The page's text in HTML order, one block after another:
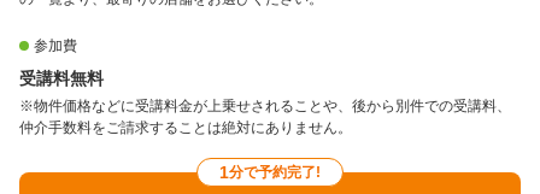
参加費
受講料無料
※物件価格などに受講料金が上乗せされることや、後から別件での受講料、
仲介手数料をご請求することは絶対にありません。
1分で予約完了!